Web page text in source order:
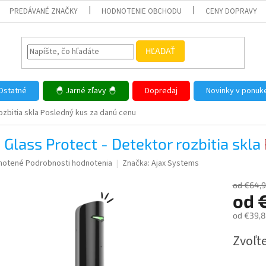
PREDÁVANÉ ZNAČKY HODNOTENIE OBCHODU CENY DOPRAVY
HĽADAŤ
🐣 Jarné zľavy 🐣 Dopredaj Novinky v
skla Posledný kus za danú cenu
Glass Protect - Detektor rozbitia skla
Podrobnosti hodnotenia Značka: Ajax Systems
od
od
od
cena: